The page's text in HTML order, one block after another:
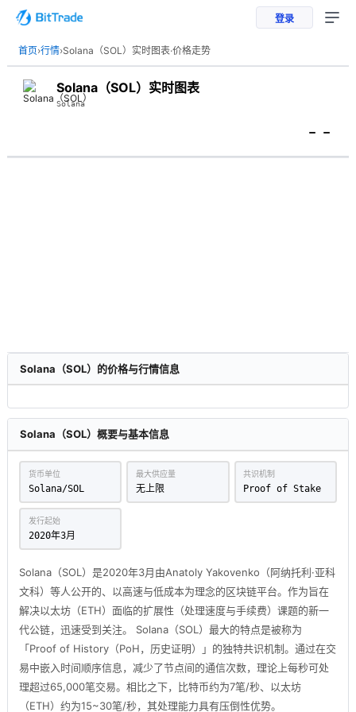
登录
首页›行情›Solana（SOL）实时图表·价格走势
Solana（SOL）实时图表
Solana
--
Solana（SOL）的价格与行情信息
Solana（SOL）概要与基本信息
货币单位
Solana/SOL
最大供应量
无上限
共识机制
Proof of Stake
发行起始
2020年3月
Solana（SOL）是2020年3月由Anatoly Yakovenko（阿纳托利·亚科
文科）等人公开的、以高速与低成本为理念的区块链平台。作为旨在
解决以太坊（ETH）面临的扩展性（处理速度与手续费）课题的新一
代公链，迅速受到关注。 Solana（SOL）最大的特点是被称为
「Proof of History（PoH，历史证明）」的独特共识机制。通过在交
易中嵌入时间顺序信息，减少了节点间的通信次数，理论上每秒可处
理超过65,000笔交易。相比之下，比特币约为7笔/秒、以太坊
（ETH）约为15~30笔/秒，其处理能力具有压倒性优势。